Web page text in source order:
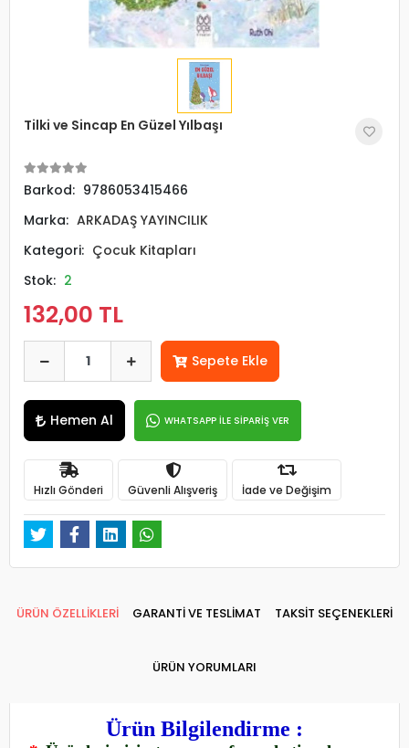
Tilki ve Sincap En Güzel Yılbaşı
Barkod: 9786053415466
Marka: ARKADAŞ YAYINCILIK
Kategori: Çocuk Kitapları
Stok: 2
132,00 TL
Sepete Ekle
Hemen Al WHATSAPP İLE SİPARİŞ VER
Hızlı Gönderi Güvenli Alışveriş İade ve Değişim
ÜRÜN ÖZELLİKLERİ GARANTİ VE TESLİMAT TAKSİT SEÇENEKLERİ
ÜRÜN YORUMLARI
Ürün Bilgilendirme :